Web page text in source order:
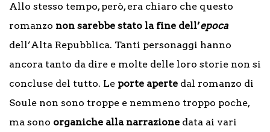
Allo stesso tempo, però, era chiaro che questo
romanzo non sarebbe stato la fine dell’epoca
dell’Alta Repubblica. Tanti personaggi hanno
ancora tanto da dire e molte delle loro storie non si
concluse del tutto. Le porte aperte dal romanzo di
Soule non sono troppe e nemmeno troppo poche,
ma sono organiche alla narrazione data ai vari